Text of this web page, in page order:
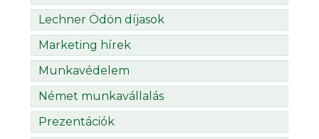
Lechner Ödön díjasok
Marketing hírek
Munkavédelem
Német munkavállalás
Prezentációk